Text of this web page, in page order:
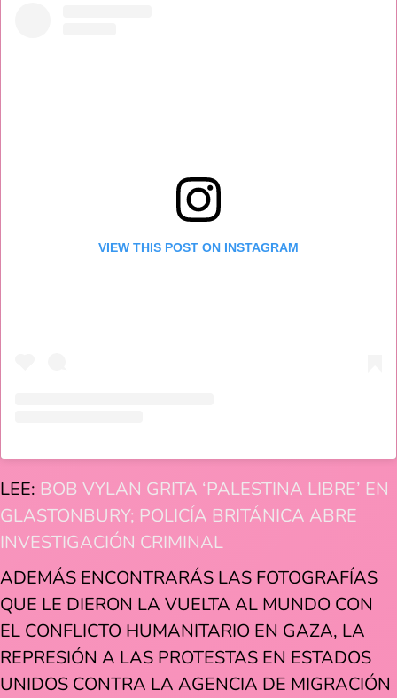
VIEW THIS POST ON INSTAGRAM
LEE: BOB VYLAN GRITA ‘PALESTINA LIBRE’ EN
GLASTONBURY; POLICÍA BRITÁNICA ABRE
INVESTIGACIÓN CRIMINAL
ADEMÁS ENCONTRARÁS LAS FOTOGRAFÍAS
QUE LE DIERON LA VUELTA AL MUNDO CON
EL CONFLICTO HUMANITARIO EN GAZA, LA
REPRESIÓN A LAS PROTESTAS EN ESTADOS
UNIDOS CONTRA LA AGENCIA DE MIGRACIÓN